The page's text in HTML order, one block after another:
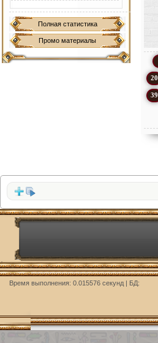
Полная статистика
Промо материалы
20
39
Время выполнения: 0.015576 секунд | БД: